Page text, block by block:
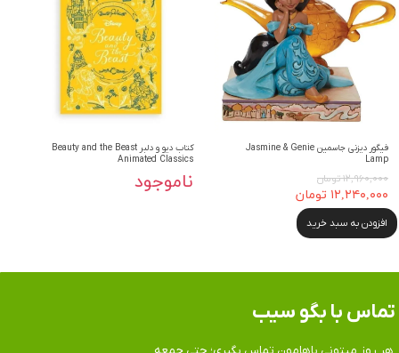
فیگور دیزنی جاسمین Jasmine & Genie
Lamp
۱۲,۹۶۰,۰۰۰ تومان
۱۲,۲۴۰,۰۰۰ تومان
افزودن به سبد خرید
کتاب دیو و دلبر Beauty and the Beast
Animated Classics
ناموجود
تماس​​​​​​​ با بگو سیب